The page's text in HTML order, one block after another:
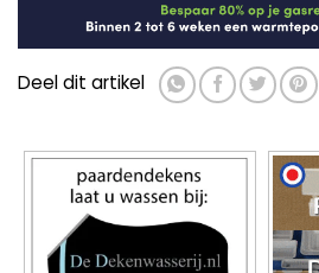
Deel dit artikel